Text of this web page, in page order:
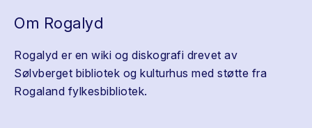
Om Rogalyd
Rogalyd er en wiki og diskografi drevet av
Sølvberget bibliotek og kulturhus med støtte fra
Rogaland fylkesbibliotek.